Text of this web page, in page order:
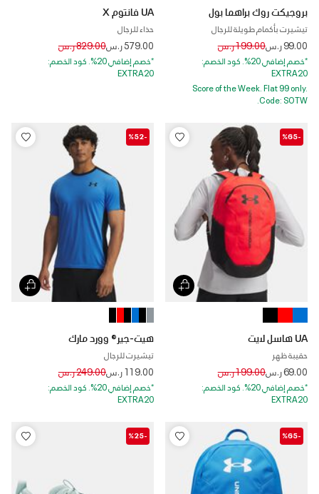
بروجيكت روك براهما بول
تيشيرت بأكمام طويلة للرجال
99.00 ر.س Price reduced from
199.00 ر.س to
*خصم إضافي 20%. كود الخصم:
EXTRA20
Score of the Week. Flat 99 only.
Code: SOTW.
UA فانتوم X
حذاء للرجال
579.00 ر.س Price reduced from
829.00 ر.س to
*خصم إضافي 20%. كود الخصم:
EXTRA20
-%65
UA هاسل لايت
حقيبة ظهر
69.00 ر.س Price reduced from
199.00 ر.س to
*خصم إضافي 20%. كود الخصم:
EXTRA20
-%52
هيت-جير® وورد مارك
تيشيرت للرجال
119.00 ر.س Price reduced from
249.00 ر.س to
*خصم إضافي 20%. كود الخصم:
EXTRA20
-%65
-%25